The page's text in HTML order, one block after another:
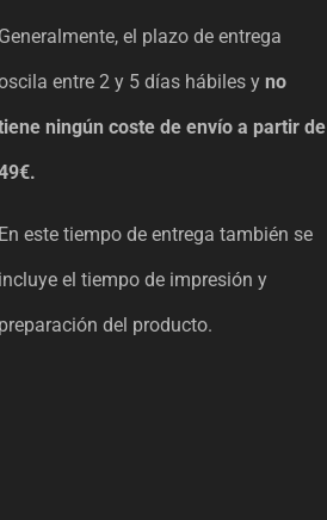
Generalmente, el plazo de entrega
entre 2 y 5 días hábiles y no
ningún coste de envío a partir de
En este tiempo de entrega también se
incluye el tiempo de impresión y
preparación del producto.